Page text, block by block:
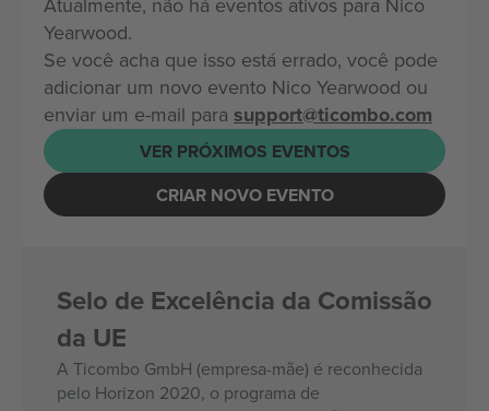
Yearwood.
Se você acha que isso está errado, você pode
adicionar um novo evento Nico Yearwood ou
enviar um e-mail para support@ticombo.com
VER PRÓXIMOS EVENTOS
CRIAR NOVO EVENTO
Selo de Excelência da Comissão
da UE
A Ticombo GmbH (empresa-mãe) é reconhecida
pelo Horizon 2020, o programa de